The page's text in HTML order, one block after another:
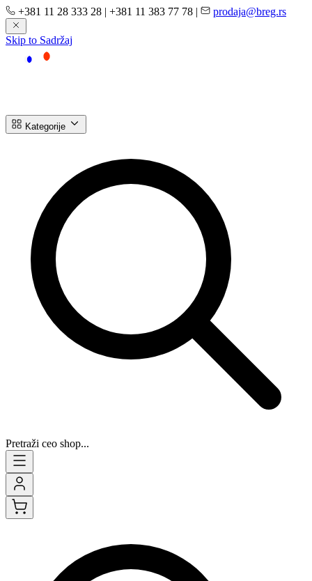
+381 11 28 333 28 | +381 11 383 77 78 | prodaja@breg.rs
Skip to Sadržaj
Kategorije
Pretraži ceo shop...